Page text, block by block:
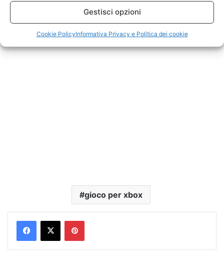
Gestisci opzioni
Cookie PolicyInformativa Privacy e Politica dei cookie
gioco per xbox
Pinterest